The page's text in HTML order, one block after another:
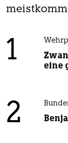
1
eine
2